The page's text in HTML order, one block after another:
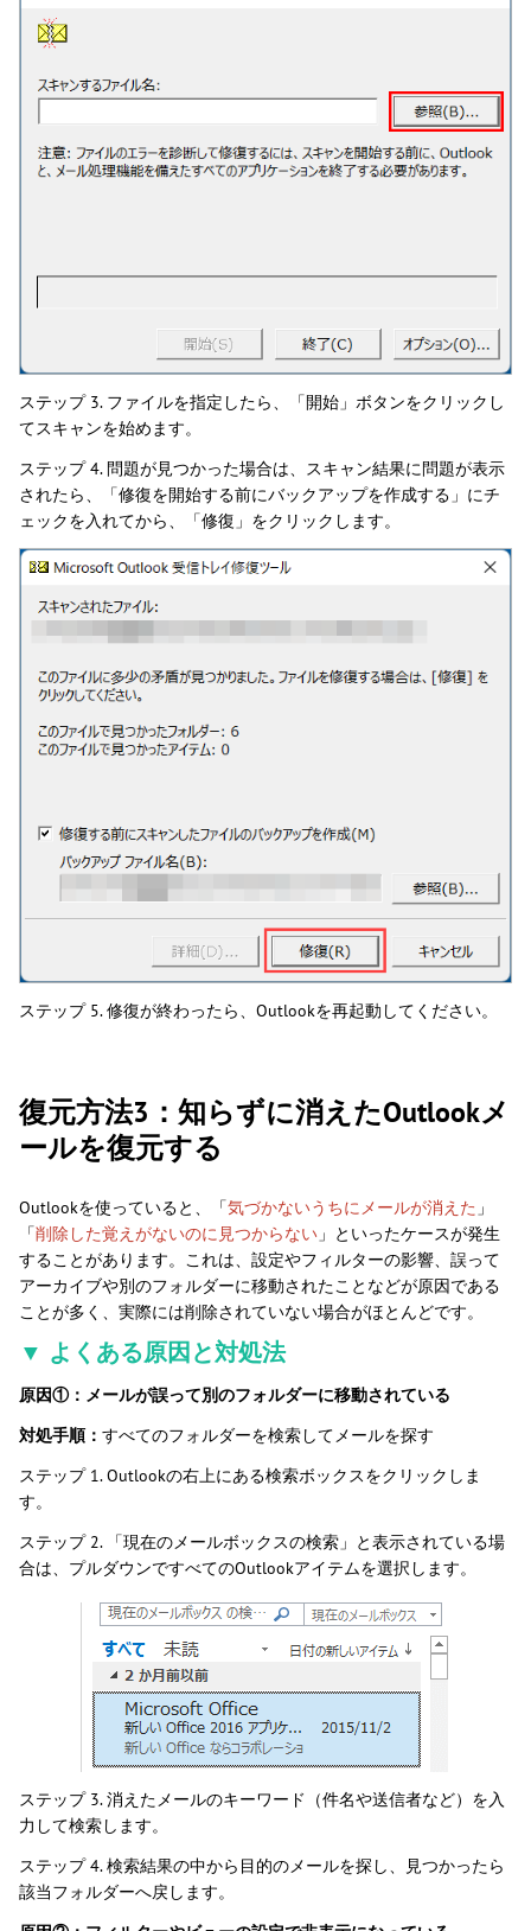
ステップ 3. ファイルを指定したら、「開始」ボタンをクリックし
てスキャンを始めます。
ステップ 4. 問題が見つかった場合は、スキャン結果に問題が表示
されたら、「修復を開始する前にバックアップを作成する」にチ
ェックを入れてから、「修復」をクリックします。
ステップ 5. 修復が終わったら、Outlookを再起動してください。
復元方法3：知らずに消えたOutlookメ
ールを復元する
Outlookを使っていると、「気づかないうちにメールが消えた 」
「削除した覚えがないのに見つからない 」といったケースが発生
することがあります。これは、設定やフィルターの影響、誤って
アーカイブや別のフォルダーに移動されたことなどが原因である
ことが多く、実際には削除されていない場合がほとんどです。
▼ よくある原因と対処法
原因①：メールが誤って別のフォルダーに移動されている
対処手順： すべてのフォルダーを検索してメールを探す
ステップ 1. Outlookの右上にある検索ボックスをクリックしま
す。
ステップ 2. 「現在のメールボックスの検索」と表示されている場
合は、プルダウンですべてのOutlookアイテムを選択します。
ステップ 3. 消えたメールのキーワード（件名や送信者など）を入
力して検索します。
ステップ 4. 検索結果の中から目的のメールを探し、見つかったら
該当フォルダーへ戻します。